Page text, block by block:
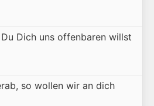
Dich uns offenbaren willst
so wollen wir an dich